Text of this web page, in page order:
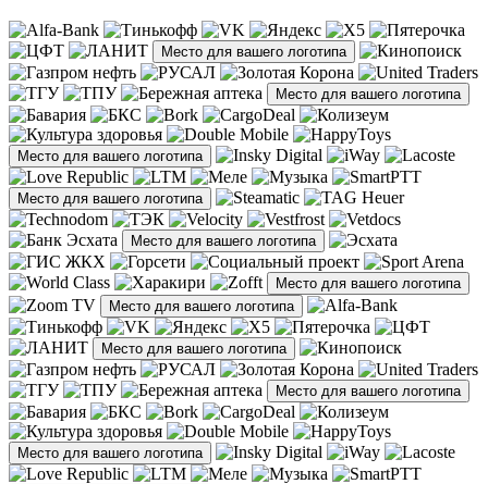
Место для вашего логотипа
Место для вашего логотипа
Место для вашего логотипа
Место для вашего логотипа
Место для вашего логотипа
Место для вашего логотипа
Место для вашего логотипа
Место для вашего логотипа
Место для вашего логотипа
Место для вашего логотипа